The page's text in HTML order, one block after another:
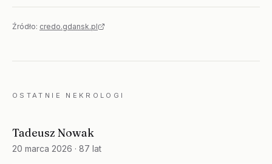
Źródło: credo.gdansk.pl
OSTATNIE NEKROLOGI
Tadeusz Nowak
20 marca 2026 · 87 lat